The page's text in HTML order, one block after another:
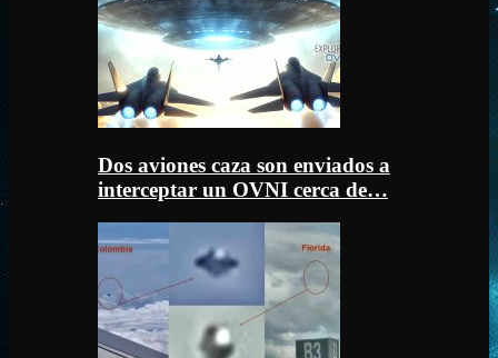
Dos aviones caza son enviados a
interceptar un OVNI cerca de…